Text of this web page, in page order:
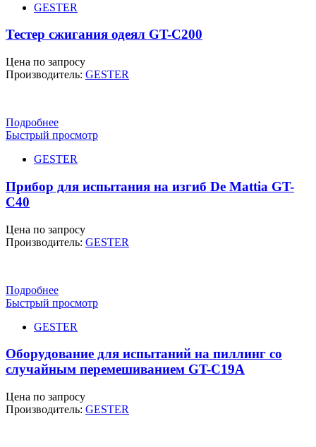
GESTER
Тестер сжигания одеял GT-C200
Цена по запросу
Производитель: GESTER
Подробнее
Быстрый просмотр
GESTER
Прибор для испытания на изгиб De Mattia GT-
C40
Цена по запросу
Производитель: GESTER
Подробнее
Быстрый просмотр
GESTER
Оборудование для испытаний на пиллинг со
случайным перемешиванием GT-C19A
Цена по запросу
Производитель: GESTER